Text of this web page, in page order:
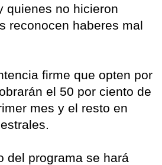
quienes no hicieron
reconocen haberes mal
firme que opten por
el 50 por ciento de
mes y el resto en
del programa se hará